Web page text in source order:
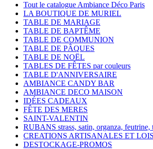
Tout le catalogue Ambiance Déco Paris
LA BOUTIQUE DE MURIEL
TABLE DE MARIAGE
TABLE DE BAPTÊME
TABLE DE COMMUNION
TABLE DE PÂQUES
TABLE DE NOËL
TABLES DE FÊTES par couleurs
TABLE D'ANNIVERSAIRE
AMBIANCE CANDY BAR
AMBIANCE DECO MAISON
IDÉES CADEAUX
FÊTE DES MERES
SAINT-VALENTIN
RUBANS strass, satin, organza, feutrine,
CREATIONS ARTISANALES ET
DESTOCKAGE-PROMOS